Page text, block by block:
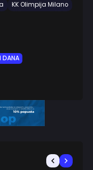
KK Olimpija Milano
DANA